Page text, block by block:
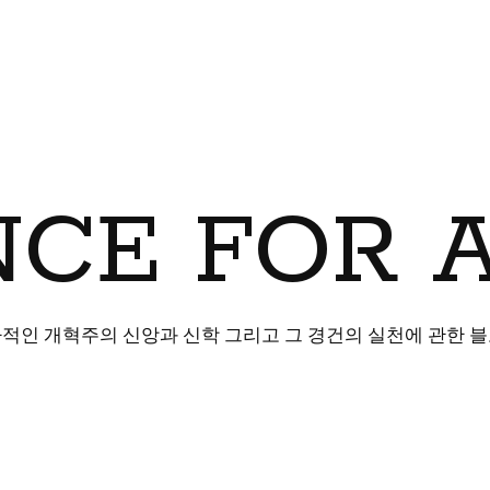
FOR
인 개혁주의 신앙과 신학 그리고 그 경건의 실천에 관한